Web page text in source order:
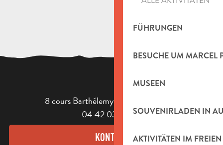
FÜHRUNGEN
BESUCHE UM MARCEL
MUSEEN
SOUVENIRLADEN IN
AKTIVITÄTEN IM FREIEN
8 cours Barthélemy - 13400 Aubagne
04 42 03 49 98
KONTAKT